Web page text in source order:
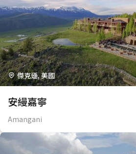
傑克遜, 美國
安縵嘉寧
Amangani